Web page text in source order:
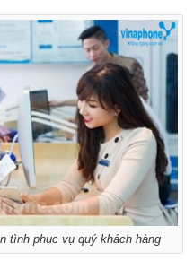
tình phục vụ quý khách hàng